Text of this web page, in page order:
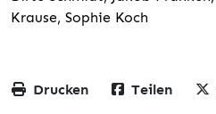
Krause, Sophie Koch
Drucken Teilen